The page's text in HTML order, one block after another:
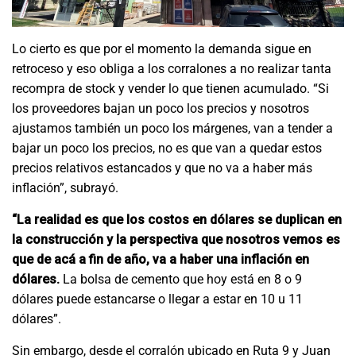
Lo cierto es que por el momento la demanda sigue en
retroceso y eso obliga a los corralones a no realizar tanta
recompra de stock y vender lo que tienen acumulado. “Si
los proveedores bajan un poco los precios y nosotros
ajustamos también un poco los márgenes, van a tender a
bajar un poco los precios, no es que van a quedar estos
precios relativos estancados y que no va a haber más
inflación”, subrayó.
“La realidad es que los costos en dólares se duplican en
la construcción y la perspectiva que nosotros vemos es
que de acá a fin de año, va a haber una inflación en
dólares. La bolsa de cemento que hoy está en 8 o 9
dólares puede estancarse o llegar a estar en 10 u 11
dólares”.
Sin embargo, desde el corralón ubicado en Ruta 9 y Juan